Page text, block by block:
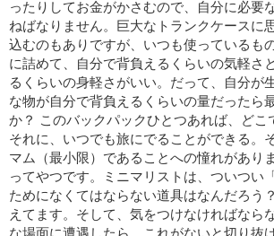
ったりしてお金がかさむので、自分に必要
ねばなりません。巨大なトランクケースに
込むのもありですが、いつも使っているも
に詰めて、自分で背負えるくらいの気軽さ
るくらいの身軽さがいい。だって、自分が
な物が自分で背負えるくらいの量だったら
か？ このバックパックひとつあれば、どこ
それに、いつでも旅にでることができる。
マム（最小限）であることへの憧れがあり
ってやつです。ミニマリストは、ついつい
ためになくてはならない道具はなんだろう
えてます。そして、気をつけなければなら
な場面に遭遇したら、これがないと切り抜